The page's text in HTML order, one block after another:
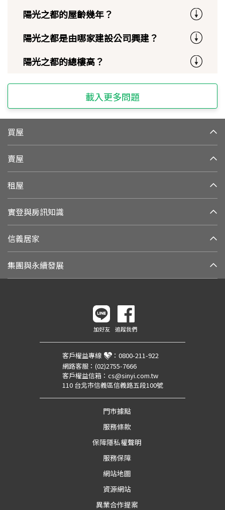
陽光之都的屋齡幾年？
陽光之都是由哪家建設公司興建？
陽光之都的總樓高？
載入更多問題
買屋
賣屋
租屋
實登與房訊知識
信義居家
集團與永續發展
加好友 追蹤我們
客戶權益專線 ： 0800-211-922
網路客服： (02)2755-7666
客戶權益信箱： cs@sinyi.com.tw
110 台北市信義區信義路五段100號
門市據點
服務條款
保障隱私權聲明
服務保障
網站地圖
資源網站
異業合作提案